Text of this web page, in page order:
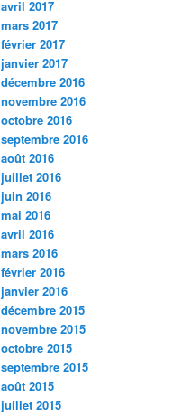
avril 2017
mars 2017
février 2017
janvier 2017
décembre 2016
novembre 2016
octobre 2016
septembre 2016
août 2016
juillet 2016
juin 2016
mai 2016
avril 2016
mars 2016
février 2016
janvier 2016
décembre 2015
novembre 2015
octobre 2015
septembre 2015
août 2015
juillet 2015